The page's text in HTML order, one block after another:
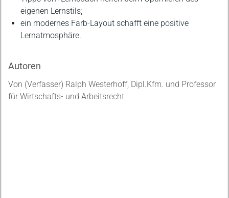
eigenen Lernstils;
ein modernes Farb-Layout schafft eine positive
Lernatmosphäre.
Autoren
Von (Verfasser) Ralph Westerhoff, Dipl.Kfm. und Professor
für Wirtschafts- und Arbeitsrecht